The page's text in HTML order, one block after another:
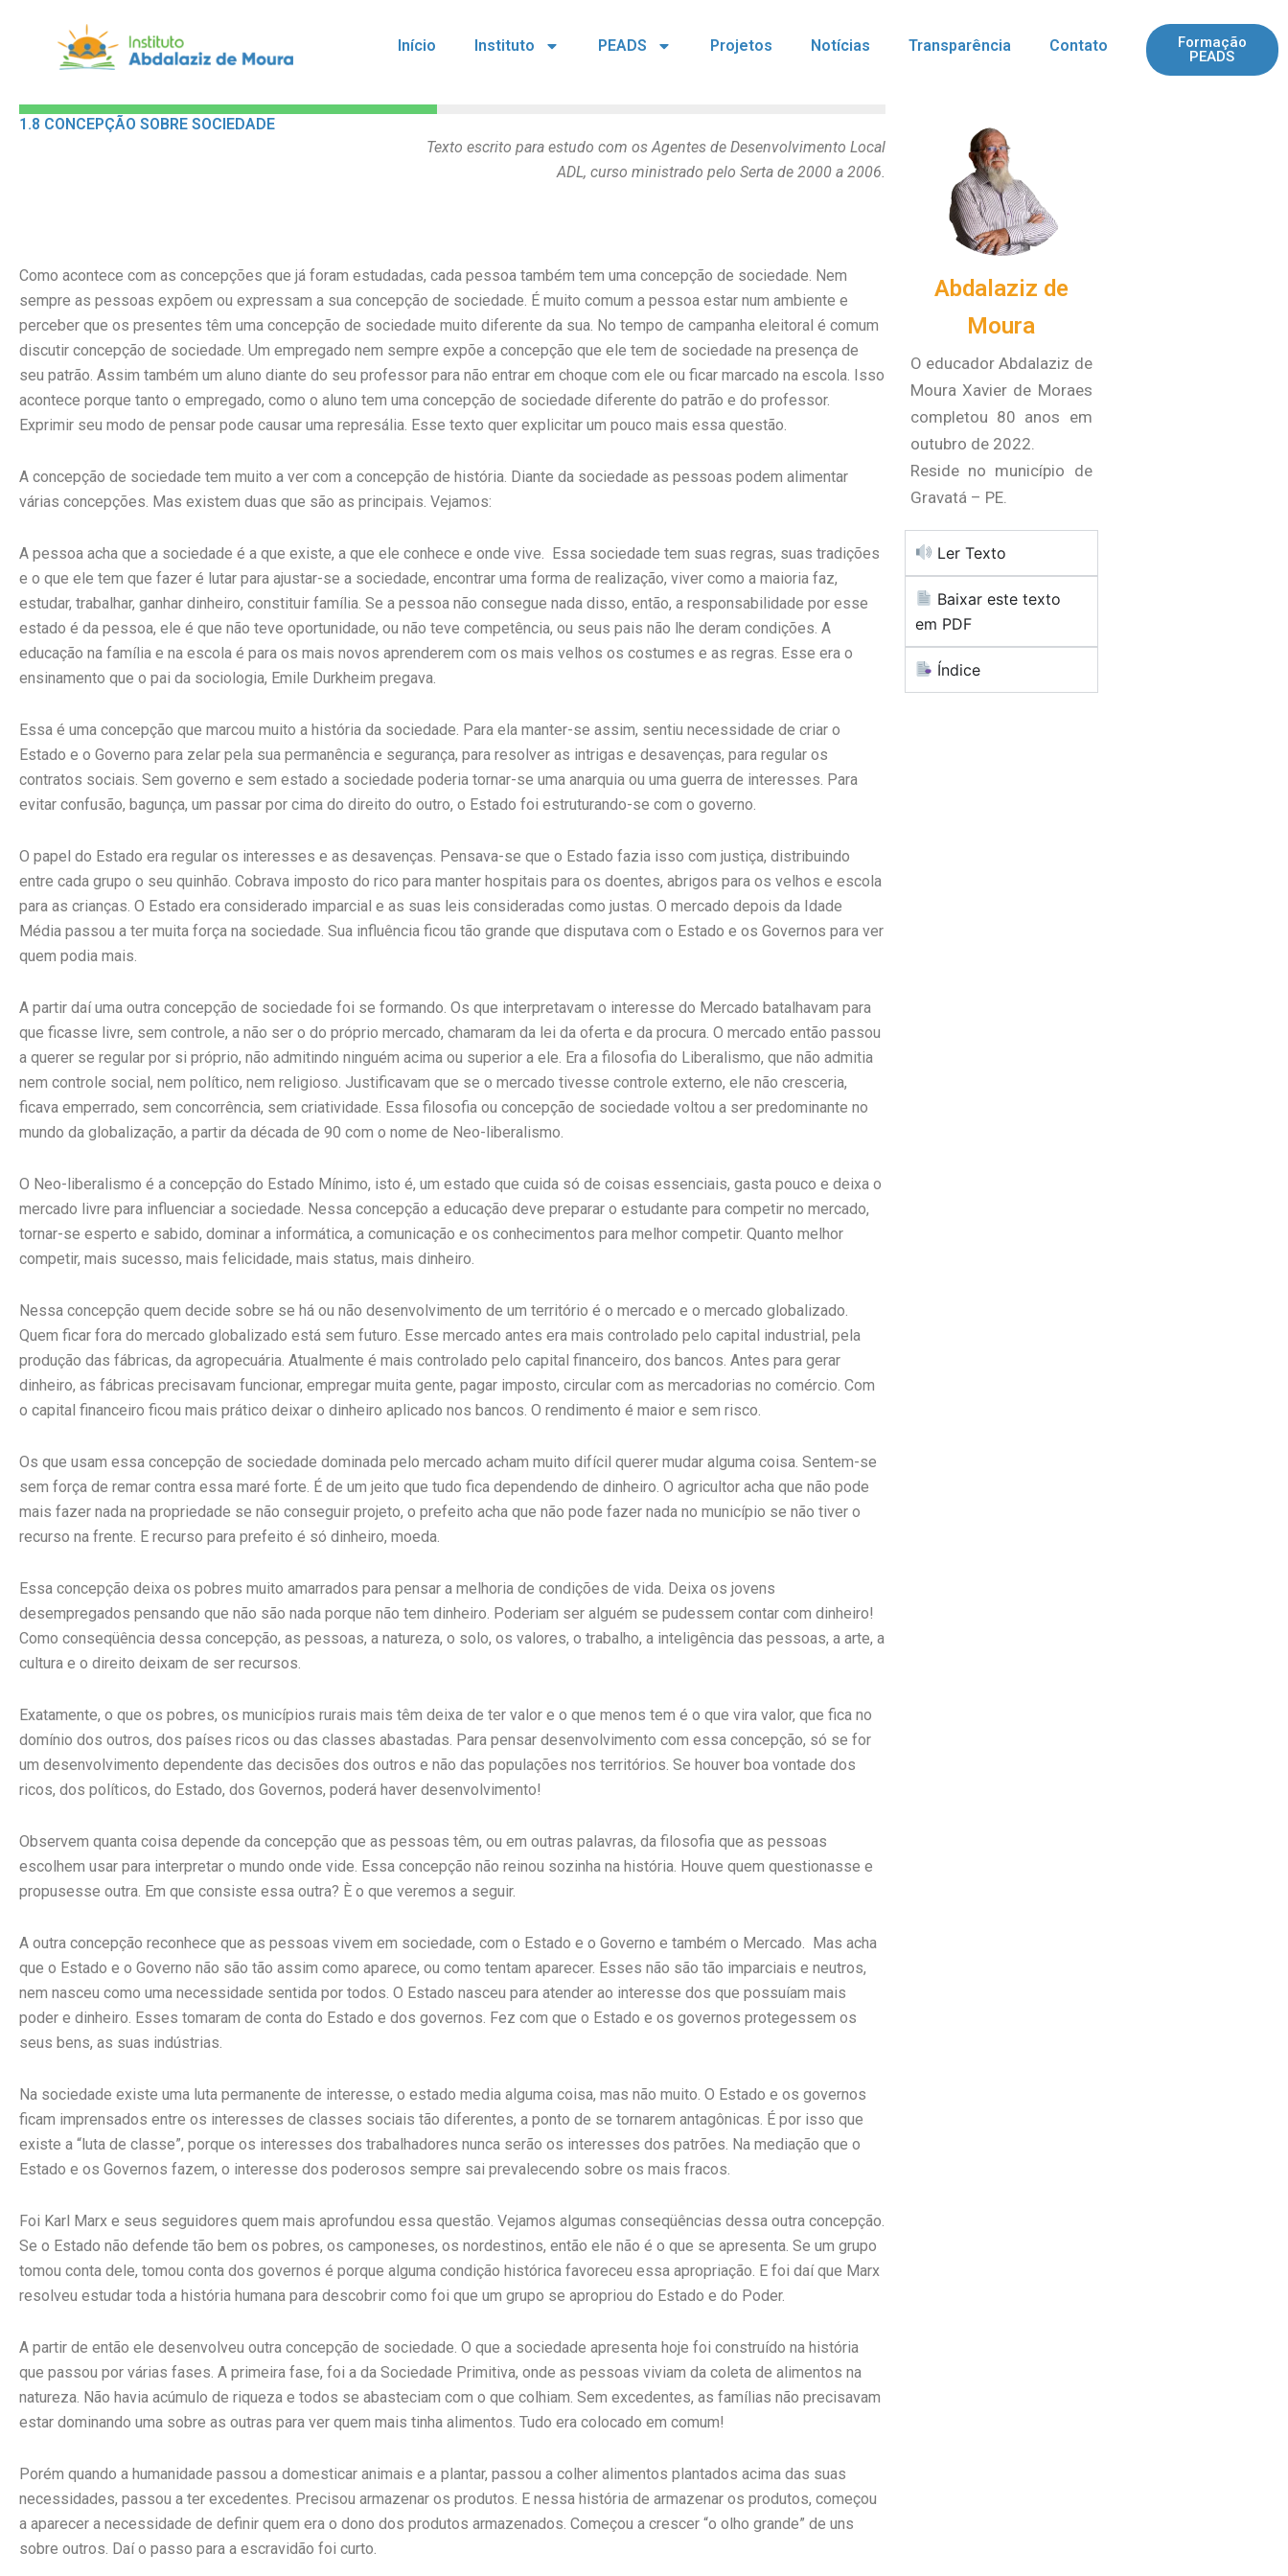
Início Instituto PEADS Projetos Notícias Transparência Contato
Formação
PEADS
1.8 CONCEPÇÃO SOBRE SOCIEDADE
Texto escrito para estudo com os Agentes de Desenvolvimento Local
ADL, curso ministrado pelo Serta de 2000 a 2006.
Como acontece com as concepções que já foram estudadas, cada pessoa também tem uma concepção de sociedade. Nem
sempre as pessoas expõem ou expressam a sua concepção de sociedade. É muito comum a pessoa estar num ambiente e
perceber que os presentes têm uma concepção de sociedade muito diferente da sua. No tempo de campanha eleitoral é comum
discutir concepção de sociedade. Um empregado nem sempre expõe a concepção que ele tem de sociedade na presença de
seu patrão. Assim também um aluno diante do seu professor para não entrar em choque com ele ou ficar marcado na escola. Isso
acontece porque tanto o empregado, como o aluno tem uma concepção de sociedade diferente do patrão e do professor.
Exprimir seu modo de pensar pode causar uma represália. Esse texto quer explicitar um pouco mais essa questão.
A concepção de sociedade tem muito a ver com a concepção de história. Diante da sociedade as pessoas podem alimentar
várias concepções. Mas existem duas que são as principais. Vejamos:
A pessoa acha que a sociedade é a que existe, a que ele conhece e onde vive. Essa sociedade tem suas regras, suas tradições
e o que ele tem que fazer é lutar para ajustar-se a sociedade, encontrar uma forma de realização, viver como a maioria faz,
estudar, trabalhar, ganhar dinheiro, constituir família. Se a pessoa não consegue nada disso, então, a responsabilidade por esse
estado é da pessoa, ele é que não teve oportunidade, ou não teve competência, ou seus pais não lhe deram condições. A
educação na família e na escola é para os mais novos aprenderem com os mais velhos os costumes e as regras. Esse era o
ensinamento que o pai da sociologia, Emile Durkheim pregava.
Essa é uma concepção que marcou muito a história da sociedade. Para ela manter-se assim, sentiu necessidade de criar o
Estado e o Governo para zelar pela sua permanência e segurança, para resolver as intrigas e desavenças, para regular os
contratos sociais. Sem governo e sem estado a sociedade poderia tornar-se uma anarquia ou uma guerra de interesses. Para
evitar confusão, bagunça, um passar por cima do direito do outro, o Estado foi estruturando-se com o governo.
O papel do Estado era regular os interesses e as desavenças. Pensava-se que o Estado fazia isso com justiça, distribuindo
entre cada grupo o seu quinhão. Cobrava imposto do rico para manter hospitais para os doentes, abrigos para os velhos e escola
para as crianças. O Estado era considerado imparcial e as suas leis consideradas como justas. O mercado depois da Idade
Média passou a ter muita força na sociedade. Sua influência ficou tão grande que disputava com o Estado e os Governos para ver
quem podia mais.
A partir daí uma outra concepção de sociedade foi se formando. Os que interpretavam o interesse do Mercado batalhavam para
que ficasse livre, sem controle, a não ser o do próprio mercado, chamaram da lei da oferta e da procura. O mercado então passou
a querer se regular por si próprio, não admitindo ninguém acima ou superior a ele. Era a filosofia do Liberalismo, que não admitia
nem controle social, nem político, nem religioso. Justificavam que se o mercado tivesse controle externo, ele não cresceria,
ficava emperrado, sem concorrência, sem criatividade. Essa filosofia ou concepção de sociedade voltou a ser predominante no
mundo da globalização, a partir da década de 90 com o nome de Neo-liberalismo.
O Neo-liberalismo é a concepção do Estado Mínimo, isto é, um estado que cuida só de coisas essenciais, gasta pouco e deixa o
mercado livre para influenciar a sociedade. Nessa concepção a educação deve preparar o estudante para competir no mercado,
tornar-se esperto e sabido, dominar a informática, a comunicação e os conhecimentos para melhor competir. Quanto melhor
competir, mais sucesso, mais felicidade, mais status, mais dinheiro.
Nessa concepção quem decide sobre se há ou não desenvolvimento de um território é o mercado e o mercado globalizado.
Quem ficar fora do mercado globalizado está sem futuro. Esse mercado antes era mais controlado pelo capital industrial, pela
produção das fábricas, da agropecuária. Atualmente é mais controlado pelo capital financeiro, dos bancos. Antes para gerar
dinheiro, as fábricas precisavam funcionar, empregar muita gente, pagar imposto, circular com as mercadorias no comércio. Com
o capital financeiro ficou mais prático deixar o dinheiro aplicado nos bancos. O rendimento é maior e sem risco.
Os que usam essa concepção de sociedade dominada pelo mercado acham muito difícil querer mudar alguma coisa. Sentem-se
sem força de remar contra essa maré forte. É de um jeito que tudo fica dependendo de dinheiro. O agricultor acha que não pode
mais fazer nada na propriedade se não conseguir projeto, o prefeito acha que não pode fazer nada no município se não tiver o
recurso na frente. E recurso para prefeito é só dinheiro, moeda.
Essa concepção deixa os pobres muito amarrados para pensar a melhoria de condições de vida. Deixa os jovens
desempregados pensando que não são nada porque não tem dinheiro. Poderiam ser alguém se pudessem contar com dinheiro!
Como conseqüência dessa concepção, as pessoas, a natureza, o solo, os valores, o trabalho, a inteligência das pessoas, a arte, a
cultura e o direito deixam de ser recursos.
Exatamente, o que os pobres, os municípios rurais mais têm deixa de ter valor e o que menos tem é o que vira valor, que fica no
domínio dos outros, dos países ricos ou das classes abastadas. Para pensar desenvolvimento com essa concepção, só se for
um desenvolvimento dependente das decisões dos outros e não das populações nos territórios. Se houver boa vontade dos
ricos, dos políticos, do Estado, dos Governos, poderá haver desenvolvimento!
Observem quanta coisa depende da concepção que as pessoas têm, ou em outras palavras, da filosofia que as pessoas
escolhem usar para interpretar o mundo onde vide. Essa concepção não reinou sozinha na história. Houve quem questionasse e
propusesse outra. Em que consiste essa outra? È o que veremos a seguir.
A outra concepção reconhece que as pessoas vivem em sociedade, com o Estado e o Governo e também o Mercado. Mas acha
que o Estado e o Governo não são tão assim como aparece, ou como tentam aparecer. Esses não são tão imparciais e neutros,
nem nasceu como uma necessidade sentida por todos. O Estado nasceu para atender ao interesse dos que possuíam mais
poder e dinheiro. Esses tomaram de conta do Estado e dos governos. Fez com que o Estado e os governos protegessem os
seus bens, as suas indústrias.
Na sociedade existe uma luta permanente de interesse, o estado media alguma coisa, mas não muito. O Estado e os governos
ficam imprensados entre os interesses de classes sociais tão diferentes, a ponto de se tornarem antagônicas. É por isso que
existe a “luta de classe”, porque os interesses dos trabalhadores nunca serão os interesses dos patrões. Na mediação que o
Estado e os Governos fazem, o interesse dos poderosos sempre sai prevalecendo sobre os mais fracos.
Foi Karl Marx e seus seguidores quem mais aprofundou essa questão. Vejamos algumas conseqüências dessa outra concepção.
Se o Estado não defende tão bem os pobres, os camponeses, os nordestinos, então ele não é o que se apresenta. Se um grupo
tomou conta dele, tomou conta dos governos é porque alguma condição histórica favoreceu essa apropriação. E foi daí que Marx
resolveu estudar toda a história humana para descobrir como foi que um grupo se apropriou do Estado e do Poder.
A partir de então ele desenvolveu outra concepção de sociedade. O que a sociedade apresenta hoje foi construído na história
que passou por várias fases. A primeira fase, foi a da Sociedade Primitiva, onde as pessoas viviam da coleta de alimentos na
natureza. Não havia acúmulo de riqueza e todos se abasteciam com o que colhiam. Sem excedentes, as famílias não precisavam
estar dominando uma sobre as outras para ver quem mais tinha alimentos. Tudo era colocado em comum!
Porém quando a humanidade passou a domesticar animais e a plantar, passou a colher alimentos plantados acima das suas
necessidades, passou a ter excedentes. Precisou armazenar os produtos. E nessa história de armazenar os produtos, começou
a aparecer a necessidade de definir quem era o dono dos produtos armazenados. Começou a crescer “o olho grande” de uns
sobre outros. Daí o passo para a escravidão foi curto.
Abdalaziz de
Moura
O educador Abdalaziz de
Moura Xavier de Moraes
completou 80 anos em
outubro de 2022.
Reside no município de
Gravatá – PE.
Ler Texto
Baixar este texto
em PDF
Índice